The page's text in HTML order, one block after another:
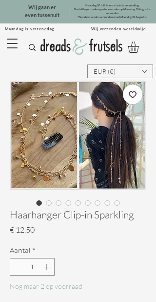
Maandag is verzenddag Wij verzenden wereldwijd!
Wij gaan er
even tussenuit
Maandag 20 Juli is onze laatste verzenddag.
Bestellingen na deze periode worden op Maandag 10 Augustus
verzonden.
*Dreadsets worden verzonden vanaf Maandag 31 Augustus.
EUR (€)
Haarhanger Clip-in Sparkling
€ 12,50Prijs
Aantal *
Nog maar 2 op voorraad